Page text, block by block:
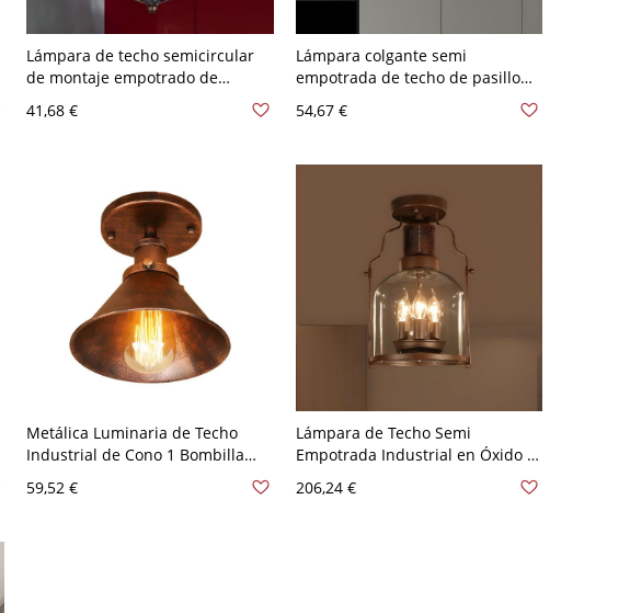
Lámpara de techo semicircular
de montaje empotrado de
cabeza única con jaula en forma
de bombilla antigua de metal en
41,68 €
Lámpara colgante semi
empotrada de techo de pasillo
de platillo vintage de metal único
con óxido y una sola bombilla
54,67 €
Metálica Luminaria de Techo
Industrial de Cono 1 Bombilla
para Corredor - 110 A 120 V
59,52 €
Lámpara de Techo Semi
Empotrada Industrial en Óxido 3
Vidrio de Botella - Rústico 110 A
206,24 €